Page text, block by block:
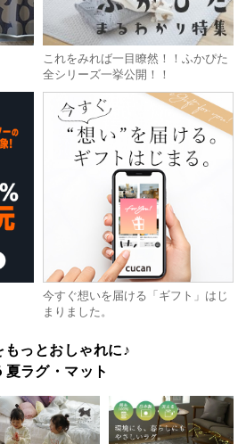
これをみれば一目瞭然！！ふかぴた
全シリーズ一挙公開！！
今すぐ想いを届ける「ギフト」はじ
まりました。
もっとおしゃれに♪
夏ラグ・マット